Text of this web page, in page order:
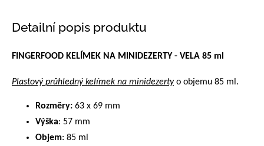
Detailní popis produktu
FINGERFOOD KELÍMEK NA MINIDEZERTY - VELA 85 ml
Plastový průhledný kelímek na minidezertyo objemu 85 ml.
Rozměry: 63 x 69 mm
Výška: 57 mm
Objem: 85 ml